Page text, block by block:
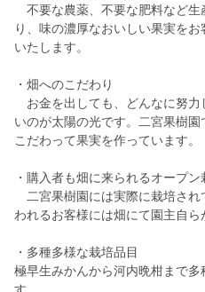
不要な農薬、不要な肥料など生
り、味の濃厚なおいしい果実を
いたします。
・畑へのこだわり
お金を出しても、どんなに努力
いのが太陽の光です。二宮果樹
こだわって果実を作っています。
・購入者も畑に来られるオープン
二宮果樹園には実際に栽培され
われるお客様には畑にて園主自ら
・多種多様な栽培品目
極早生みかんから河内晩柑まで